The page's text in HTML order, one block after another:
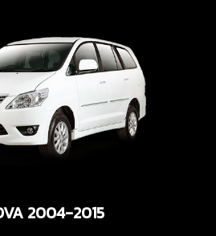
2004-2015